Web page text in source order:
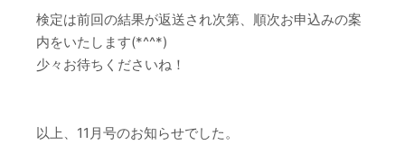
検定は前回の結果が返送され次第、順次お申込みの案
内をいたします(*^^*)
少々お待ちくださいね！
以上、11月号のお知らせでした。